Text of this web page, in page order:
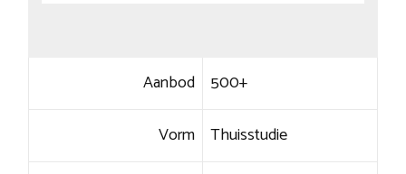
Aanbod 500+
Vorm Thuisstudie